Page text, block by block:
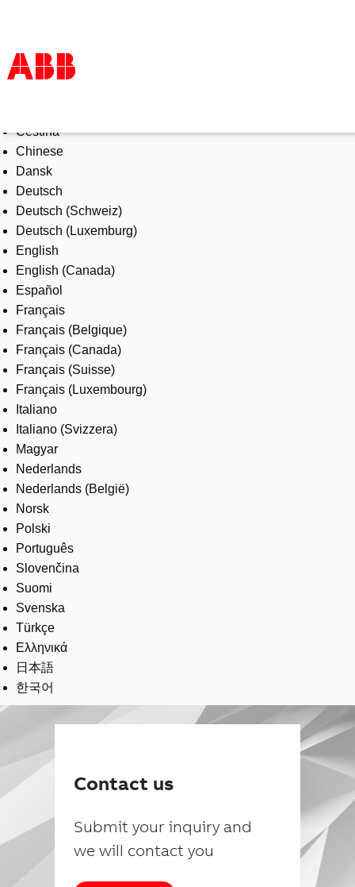
Products & Solutions
Industries
Services
About us
Where to buy
Contact us
Careers
Čeština
Chinese
Dansk
Deutsch
Deutsch (Schweiz)
Deutsch (Luxemburg)
English
English (Canada)
Español
Français
Français (Belgique)
Français (Canada)
Français (Suisse)
Français (Luxembourg)
Italiano
Italiano (Svizzera)
Magyar
Nederlands
Nederlands (België)
Norsk
Polski
Português
Slovenčina
Suomi
Svenska
Türkçe
Ελληνικά
日本語
한국어
Contact us
Submit your inquiry and
we will contact you